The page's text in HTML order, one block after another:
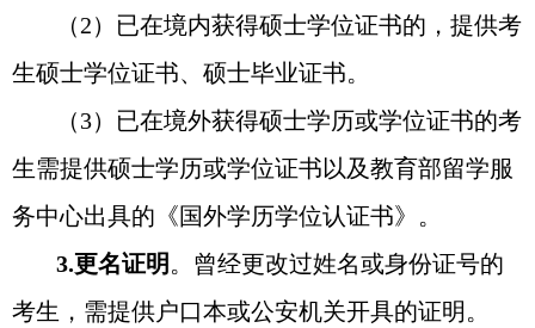
（2）已在境内获得硕士学位证书的，提供考
生硕士学位证书、硕士毕业证书。
（3）已在境外获得硕士学历或学位证书的考
生需提供硕士学历或学位证书以及教育部留学服
务中心出具的《国外学历学位认证书》。
3.更名证明 。曾经更改过姓名或身份证号的
考生，需提供户口本或公安机关开具的证明。